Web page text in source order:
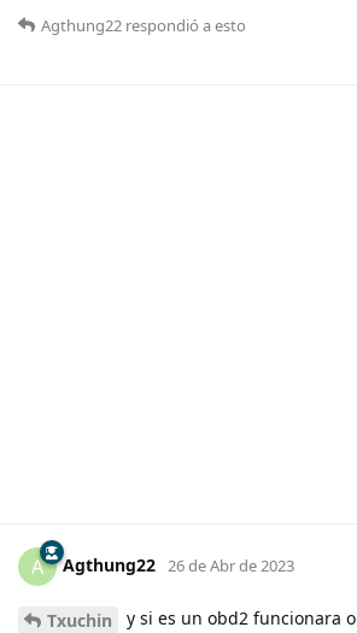
Agthung22 respondió a esto
A Agthung22 26 de Abr de 2023
Txuchin y si es un obd2 funcionara